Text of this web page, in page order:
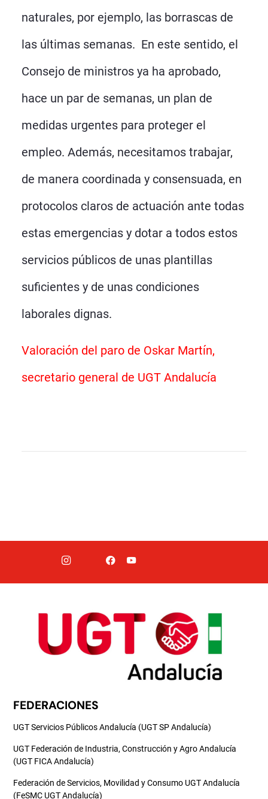
naturales, por ejemplo, las borrascas de
las últimas semanas. En este sentido, el
Consejo de ministros ya ha aprobado,
hace un par de semanas, un plan de
medidas urgentes para proteger el
empleo. Además, necesitamos trabajar,
de manera coordinada y consensuada, en
protocolos claros de actuación ante todas
estas emergencias y dotar a todos estos
servicios públicos de unas plantillas
suficientes y de unas condiciones
laborales dignas.
Valoración del paro de Oskar Martín,
secretario general de UGT Andalucía
FEDERACIONES
UGT Servicios Públicos Andalucía (UGT SP Andalucía)
UGT Federación de Industria, Construcción y Agro Andalucía
(UGT FICA Andalucía)
Federación de Servicios, Movilidad y Consumo UGT Andalucía
(FeSMC UGT Andalucía)